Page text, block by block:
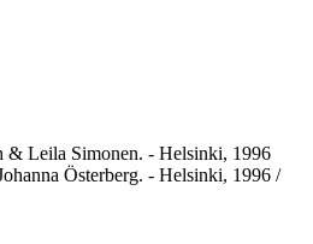
& Leila Simonen. - Helsinki, 1996
Österberg. - Helsinki, 1996 /